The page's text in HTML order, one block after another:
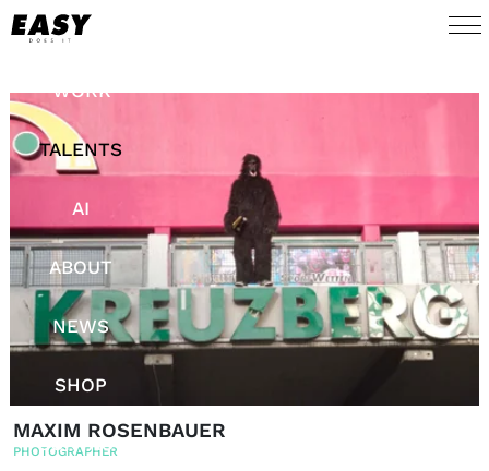
WORK
TALENTS
AI
ABOUT
NEWS
SHOP
CONTACT
MAXIM ROSENBAUER
PHOTOGRAPHER